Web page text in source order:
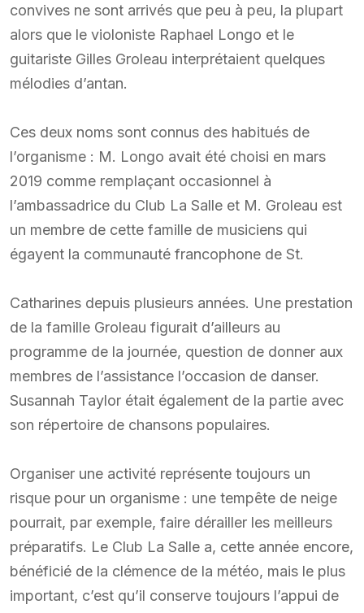
convives ne sont arrivés que peu à peu, la plupart
alors que le violoniste Raphael Longo et le
guitariste Gilles Groleau interprétaient quelques
mélodies d’antan.
Ces deux noms sont connus des habitués de
l’organisme : M. Longo avait été choisi en mars
2019 comme remplaçant occasionnel à
l’ambassadrice du Club La Salle et M. Groleau est
un membre de cette famille de musiciens qui
égayent la communauté francophone de St.
Catharines depuis plusieurs années. Une prestation
de la famille Groleau figurait d’ailleurs au
programme de la journée, question de donner aux
membres de l’assistance l’occasion de danser.
Susannah Taylor était également de la partie avec
son répertoire de chansons populaires.
Organiser une activité représente toujours un
risque pour un organisme : une tempête de neige
pourrait, par exemple, faire dérailler les meilleurs
préparatifs. Le Club La Salle a, cette année encore,
bénéficié de la clémence de la météo, mais le plus
important, c’est qu’il conserve toujours l’appui de